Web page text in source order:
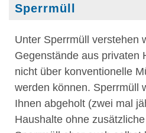
Sperrmüll
Unter Sperrmüll verstehen
Gegenstände aus privaten
nicht über konventionelle
werden können. Sperrmüll
Ihnen abgeholt (zwei mal
Haushalte ohne